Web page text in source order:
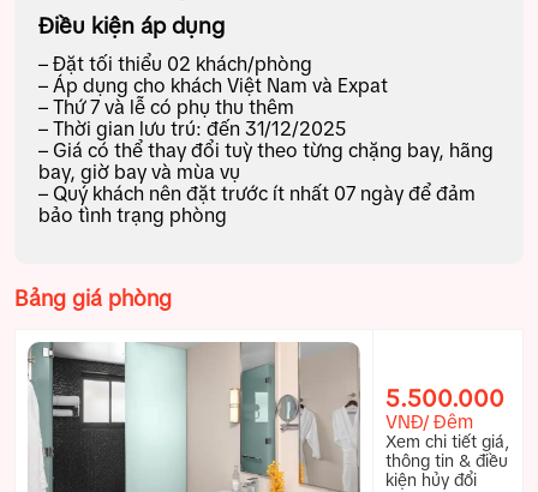
Điều kiện áp dụng
– Đặt tối thiểu 02 khách/phòng
– Áp dụng cho khách Việt Nam và Expat
– Thứ 7 và lễ có phụ thu thêm
– Thời gian lưu trú: đến 31/12/2025
– Giá có thể thay đổi tuỳ theo từng chặng bay, hãng
bay, giờ bay và mùa vụ
– Quý khách nên đặt trước ít nhất 07 ngày để đảm
bảo tình trạng phòng
Bảng giá phòng
5.500.000
VNĐ/ Đêm
Xem chi tiết giá,
thông tin & điều
kiện hủy đổi